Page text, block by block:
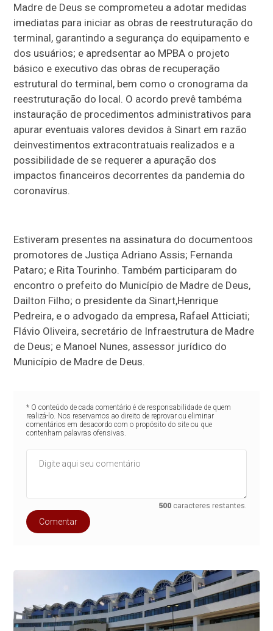
Madre de Deus se comprometeu a adotar medidas
imediatas para iniciar as obras de reestruturação do
terminal, garantindo a segurança do equipamento e
dos usuários; e apredsentar ao MPBA o projeto
básico e executivo das obras de recuperação
estrutural do terminal, bem como o cronograma da
reestruturação do local. O acordo prevê tambéma
instauração de procedimentos administrativos para
apurar eventuais valores devidos à Sinart em razão
deinvestimentos extracontratuais realizados e a
possibilidade de se requerer a apuração dos
impactos financeiros decorrentes da pandemia do
coronavírus.
Estiveram presentes na assinatura do documentoos
promotores de Justiça Adriano Assis; Fernanda
Pataro; e Rita Tourinho. Também participaram do
encontro o prefeito do Município de Madre de Deus,
Dailton Filho; o presidente da Sinart,Henrique
Pedreira, e o advogado da empresa, Rafael Atticiati;
Flávio Oliveira, secretário de Infraestrutura de Madre
de Deus; e Manoel Nunes, assessor jurídico do
Município de Madre de Deus.
* O conteúdo de cada comentário é de responsabilidade de quem
realizá-lo. Nos reservamos ao direito de reprovar ou eliminar
comentários em desacordo com o propósito do site ou que
contenham palavras ofensivas.
500 caracteres restantes.
Comentar